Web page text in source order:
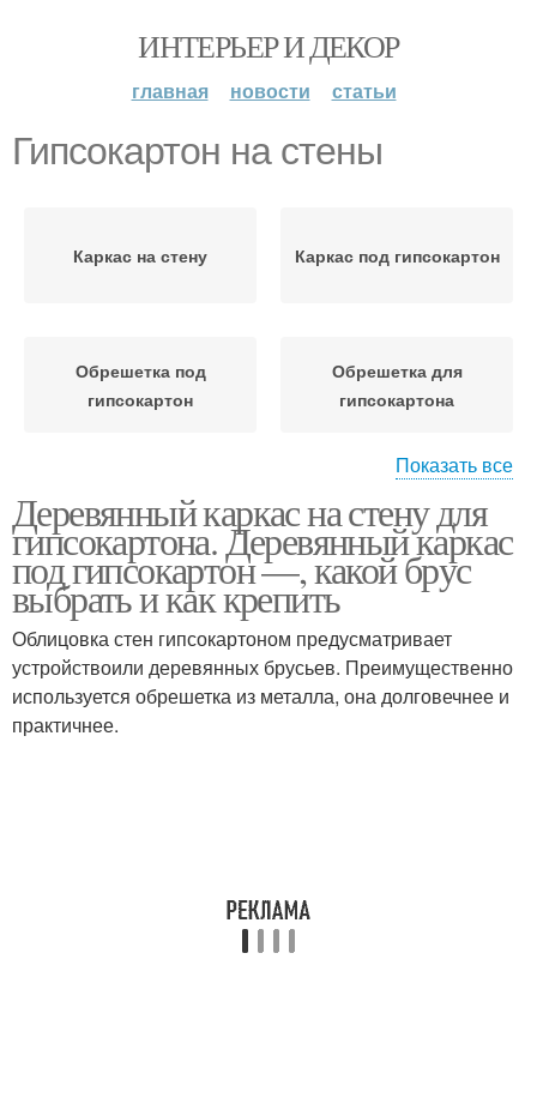
ИНТЕРЬЕР И ДЕКОР
главная новости статьи
Гипсокартон на стены
Каркас на стену Каркас под гипсокартон
Обрешетка под
гипсокартон
Обрешетка для
гипсокартона
Гипсокартон на
деревянные стены
Стены перед монтажом
Каркас под стену
Показать все
Деревянный каркас на стену для
гипсокартона. Деревянный каркас
под гипсокартон —, какой брус
выбрать и как крепить
Облицовка стен гипсокартоном предусматривает
устройствоили деревянных брусьев. Преимущественно
используется обрешетка из металла, она долговечнее и
практичнее.